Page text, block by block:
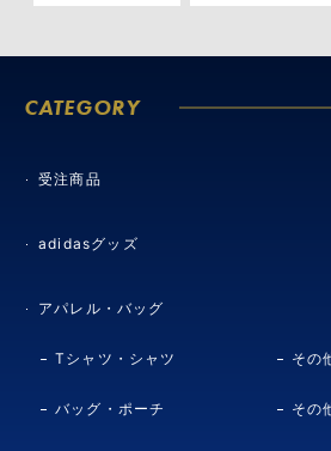
CATEGORY
受注商品
adidasグッズ
アパレル・バッグ
Tシャツ・シャツ その
バッグ・ポーチ その